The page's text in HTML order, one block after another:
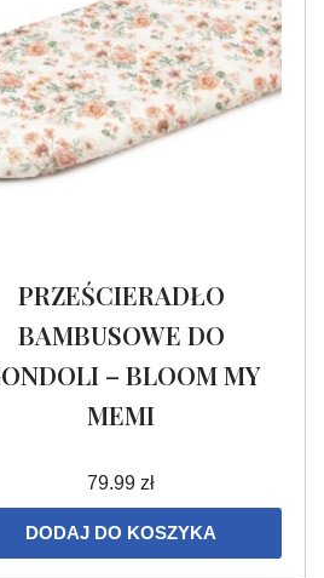
PRZEŚCIERADŁO
BAMBUSOWE DO
– BLOOM MY
MEMI
79.99 zł
DODAJ DO KOSZYKA